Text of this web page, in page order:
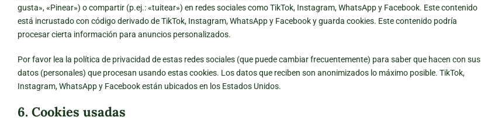
gusta», «Pinear») o compartir (p.ej.: «tuitear») en redes sociales como TikTok, Instagram, WhatsApp y Facebook. Este contenido
está incrustado con código derivado de TikTok, Instagram, WhatsApp y Facebook y guarda cookies. Este contenido podría
procesar cierta información para anuncios personalizados.
Por favor lea la política de privacidad de estas redes sociales (que puede cambiar frecuentemente) para saber que hacen con sus
datos (personales) que procesan usando estas cookies. Los datos que reciben son anonimizados lo máximo posible. TikTok,
Instagram, WhatsApp y Facebook están ubicados en los Estados Unidos.
6. Cookies usadas